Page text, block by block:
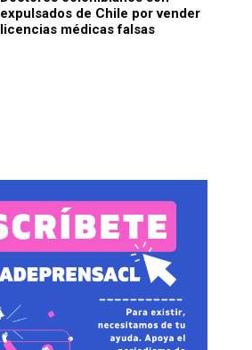
expulsados de Chile por vender
licencias médicas falsas